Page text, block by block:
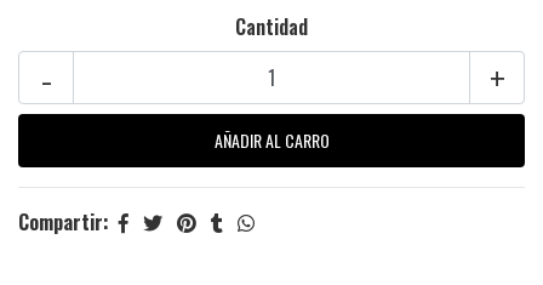
Cantidad
+
-
Compartir: